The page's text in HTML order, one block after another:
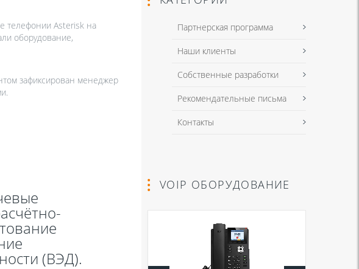
телефонии Asterisk на
оборудование,
зафиксирован менеджер
(ВЭД).
Партнерская программа
Наши клиенты
Собственные разработки
Рекомендательные письма
Контакты
VOIP ОБОРУДОВАНИЕ